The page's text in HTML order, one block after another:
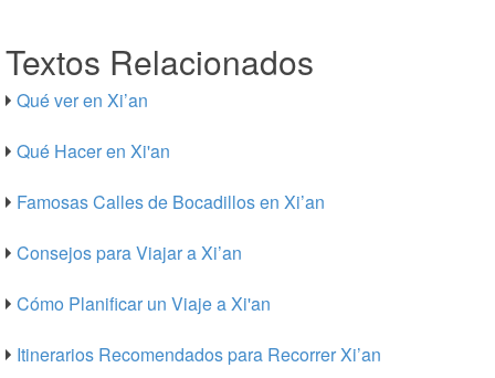
Textos Relacionados
Qué ver en Xi’an
Qué Hacer en Xi'an
Famosas Calles de Bocadillos en Xi’an
Consejos para Viajar a Xi’an
Cómo Planificar un Viaje a Xi'an
Itinerarios Recomendados para Recorrer Xi’an